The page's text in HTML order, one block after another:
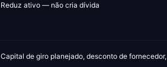
Reduz ativo — não cria dívida
Capital de giro planejado, desconto de fornecedor,